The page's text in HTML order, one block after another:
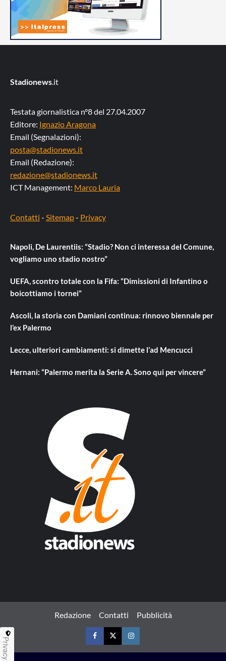
Stadionews.it
Testata giornalistica n°8 del 27.04.2007
Editore: Ignazio Aragona
Email (Segnalazioni):
posta@stadionews.it
Email (Redazione):
redazione@stadionews.it
ICT Management: Marco Lauria
Contatti - Sitemap- Privacy
Napoli, De Laurentiis: “Stadio? Non ci interessa del Comune,
vogliamo uno stadio nostro”
UEFA, scontro totale con la Fifa: “Dimissioni di Infantino o
boicottiamo i tornei”
Ascoli, la storia con Damiani continua: rinnovo biennale per
l’ex Palermo
Lecce, ulteriori cambiamenti: si dimette l’ad Mencucci
Hernani: “Palermo merita la Serie A. Sono qui per vincere”
Redazione Contatti Pubblicità
FacebookTwitterInstagram
Privacy